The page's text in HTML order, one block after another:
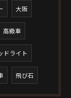
大阪
高級車
ドライト
飛び石